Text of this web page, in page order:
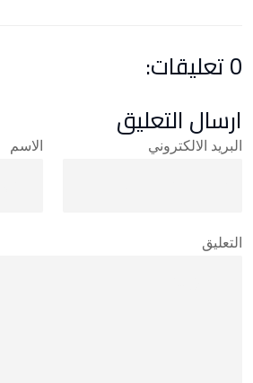
0 تعليقات:
ارسال التعليق
الاسم البريد الالكتروني
التعليق